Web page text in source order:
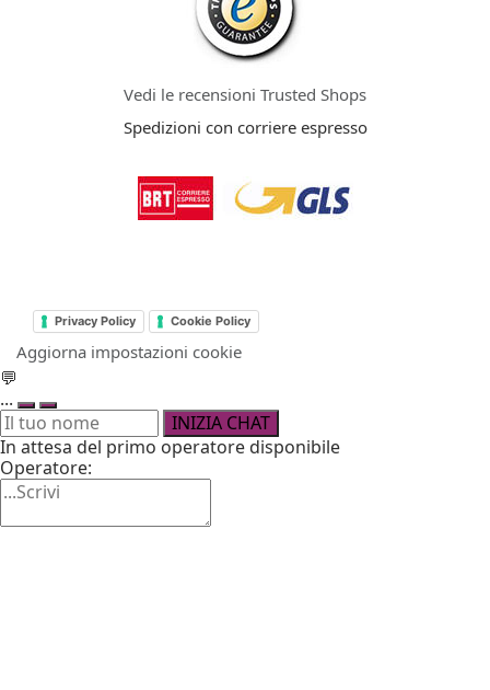
Vedi le recensioni Trusted Shops
Spedizioni con corriere espresso
Privacy Policy Cookie Policy
Aggiorna impostazioni cookie
💬
...
INIZIA CHAT
In attesa del primo operatore disponibile
Operatore: